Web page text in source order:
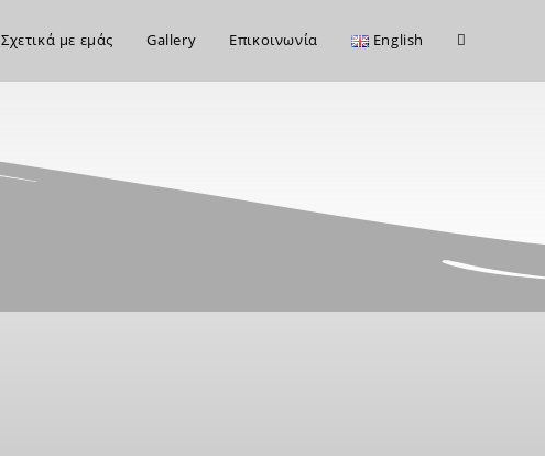
Σχετικά με εμάς Gallery Επικοινωνία English